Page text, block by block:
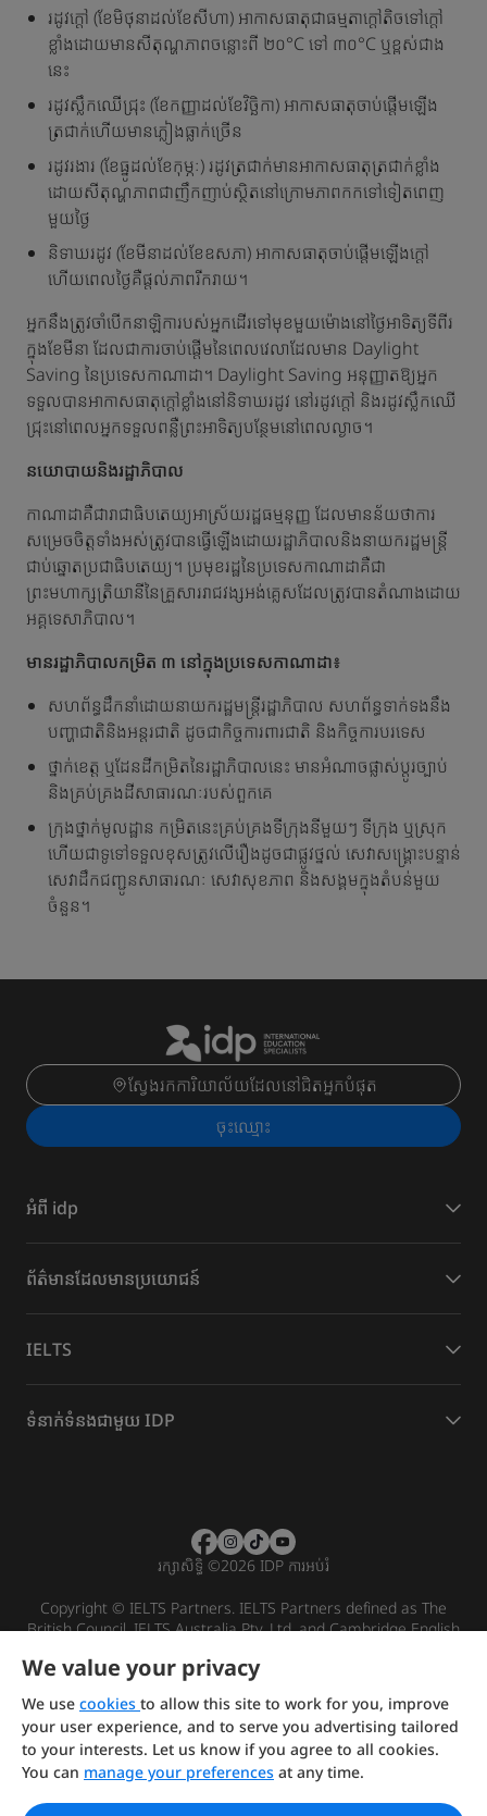
រដូវក្តៅ (ខែមិថុនាដល់ខែសីហា) អាកាសធាតុជាធម្មតាក្តៅតិចទៅក្តៅ
ខ្លាំងដោយមានសីតុណ្ហភាពចន្លោះពី ២០°C ទៅ ៣០°C ឬខ្ពស់ជាង
នេះ
រដូវស្លឹកឈើជ្រុះ (ខែកញ្ញាដល់ខែវិច្ឆិកា) អាកាសធាតុចាប់ផ្តើមឡើង
ត្រជាក់ហើយមានភ្លៀងធ្លាក់ច្រើន
រដូវរងារ (ខែធ្នូដល់ខែកុម្ភៈ) រដូវត្រជាក់មានអាកាសធាតុត្រជាក់ខ្លាំង
ដោយសីតុណ្ហភាពជាញឹកញាប់ស្ថិតនៅក្រោមភាពកកទៅទៀតពេញ
មួយថ្ងៃ
និទាឃរដូវ (ខែមីនាដល់ខែឧសភា) អាកាសធាតុចាប់ផ្តើមឡើងក្តៅ
ហើយពេលថ្ងៃគឺផ្តល់ភាពរីករាយ។
អ្នកនឹងត្រូវចាំបើកនាឡិការបស់អ្នកដើរទៅមុខមួយម៉ោងនៅថ្ងៃអាទិត្យទីពីរ
ក្នុងខែមីនា ដែលជាការចាប់ផ្តើមនៃពេលវេលាដែលមាន Daylight
Saving នៃប្រទេសកាណាដា។ Daylight Saving អនុញ្ញាតឱ្យអ្នក
ទទួលបានអាកាសធាតុក្តៅខ្លាំងនៅនិទាឃរដូវ នៅរដូវក្តៅ និងរដូវស្លឹកឈើ
ជ្រុះនៅពេលអ្នកទទួលពន្លឺព្រះអាទិត្យបន្ថែមនៅពេលល្ងាច។
នយោបាយនិងរដ្ឋាភិបាល
កាណាដាគឺជារាជាធិបតេយ្យអាស្រ័យរដ្ឋធម្មនុញ្ញ ដែលមានន័យថាការ
សម្រេចចិត្តទាំងអស់ត្រូវបានធ្វើឡើងដោយរដ្ឋាភិបាលនិងនាយករដ្ឋមន្រ្តី
ជាប់ឆ្នោតប្រជាធិបតេយ្យ។ ប្រមុខរដ្ឋនៃប្រទេសកាណាដាគឺជា
ព្រះមហាក្សត្រិយានីនៃគ្រួសាររាជវង្សអង់គ្លេសដែលត្រូវបានតំណាងដោយ
អគ្គទេសាភិបាល។
មានរដ្ឋាភិបាលកម្រិត ៣ នៅក្នុងប្រទេសកាណាដា៖
សហព័ន្ធដឹកនាំដោយនាយករដ្ឋមន្ត្រីរដ្ឋាភិបាល សហព័ន្ធទាក់ទងនឹង
បញ្ហាជាតិនិងអន្តរជាតិ ដូចជាកិច្ចការពារជាតិ និងកិច្ចការបរទេស
ថ្នាក់ខេត្ត ឬដែនដីកម្រិតនៃរដ្ឋាភិបាលនេះ មានអំណាចផ្លាស់ប្តូរច្បាប់
និងគ្រប់គ្រងដីសាធារណៈរបស់ពួកគេ
ក្រុងថ្នាក់មូលដ្ឋាន កម្រិតនេះគ្រប់គ្រងទីក្រុងនីមួយៗ ទីក្រុង ឬស្រុក
ហើយជាទូទៅទទួលខុសត្រូវលើរឿងដូចជាផ្លូវថ្នល់ សេវាសង្គ្រោះបន្ទាន់
សេវាដឹកជញ្ជូនសាធារណៈ សេវាសុខភាព និងសង្គមក្នុងតំបន់មួយ
ចំនួន។
ស្វែងរកការិយាល័យដែលនៅជិតអ្នកបំផុត
ចុះ​ឈ្មោះ
អំពី idp
​ព័ត៌មានដែល​មានប្រយោជន៍
IELTS
ទំនាក់ទំនងជាមួយ IDP
រក្សាសិទ្ធិ ©2026 IDP ការអប់រំ
Copyright © IELTS Partners. IELTS Partners defined as The
British Council, IELTS Australia Pty. Ltd. and Cambridge English
We value your privacy
We use cookies to allow this site to work for you, improve
your user experience, and to serve you advertising tailored
to your interests. Let us know if you agree to all cookies.
You can manage your preferences at any time.